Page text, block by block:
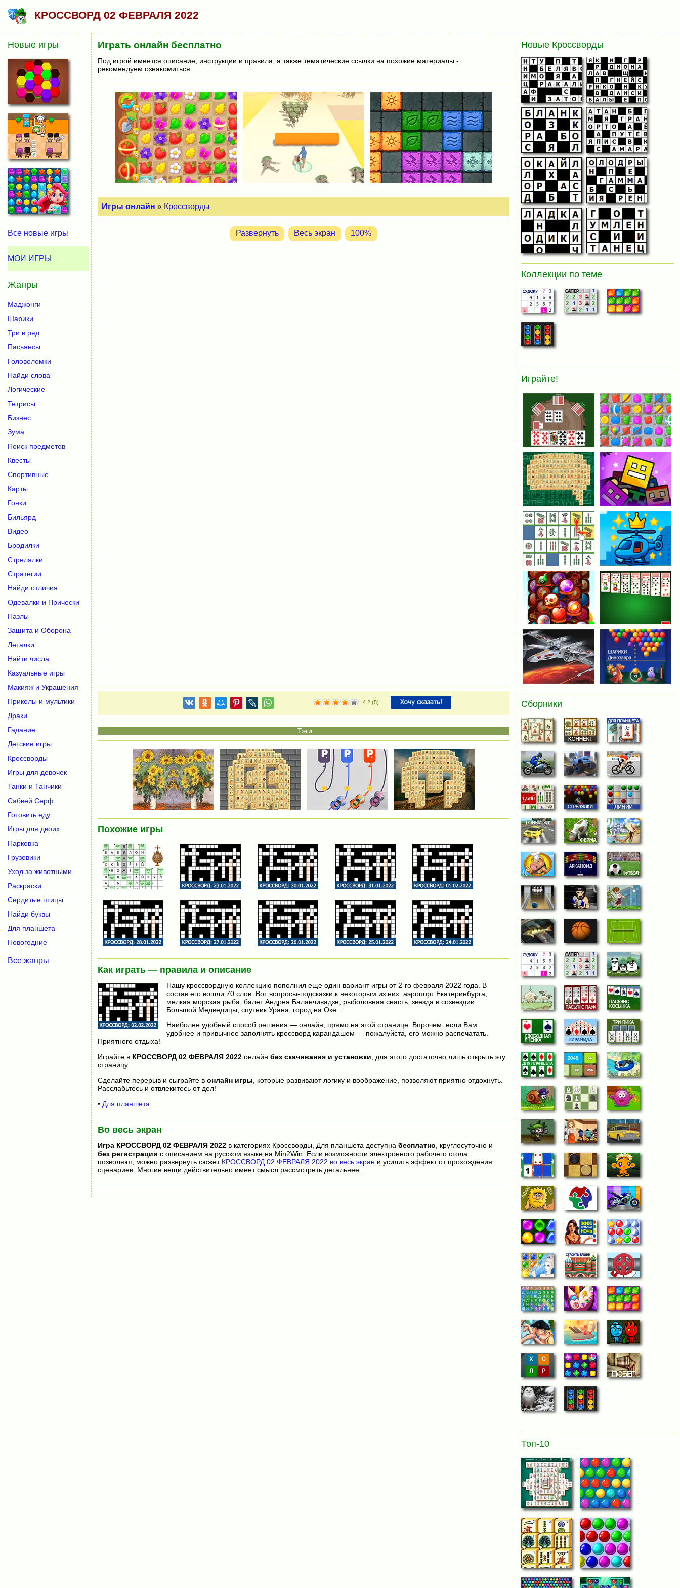
КРОССВОРД 02 ФЕВРАЛЯ 2022
Играть онлайн бесплатно
Под игрой имеется описание, инструкции и правила, а также тематические ссылки на похожие материалы -
рекомендуем ознакомиться.
Игры онлайн » Кроссворды
Развернуть Весь экран 100%
4.2 (5)
Похожие игры
Как играть — правила и описание
Нашу кроссвордную коллекцию пополнил еще один вариант игры от 2-го февраля 2022 года. В
состав его вошли 70 слов. Вот вопросы-подсказки к некоторым из них: аэропорт Екатеринбурга;
мелкая морская рыба; балет Андрея Баланчивадзе; рыболовная снасть; звезда в созвездии
Большой Медведицы; спутник Урана; город на Оке...
Наиболее удобный способ решения — онлайн, прямо на этой странице. Впрочем, если Вам
удобнее и привычнее заполнять кроссворд карандашом — пожалуйста, его можно распечатать.
Приятного отдыха!
Играйте в КРОССВОРД 02 ФЕВРАЛЯ 2022онлайн без скачивания и установки , для этого достаточно лишь открыть эту
страницу.
Сделайте перерыв и сыграйте в онлайн игры , которые развивают логику и воображение, позволяют приятно отдохнуть.
Расслабьтесь и отвлекитесь от дел!
• Для планшета
Во весь экран
Игра КРОССВОРД 02 ФЕВРАЛЯ 2022в категориях Кроссворды, Для планшета доступна бесплатно, круглосуточно и
без регистрации с описанием на русском языке на Min2Win. Если возможности электронного рабочего стола
позволяют, можно развернуть сюжет КРОССВОРД 02 ФЕВРАЛЯ 2022 во весь экран и усилить эффект от прохождения
сценариев. Многие вещи действительно имеет смысл рассмотреть детальнее.
Новые игры
Все новые игры
МОИ ИГРЫ
Жанры
Маджонги
Шарики
Три в ряд
Пасьянсы
Головоломки
Найди слова
Логические
Тетрисы
Бизнес
Зума
Поиск предметов
Квесты
Спортивные
Карты
Гонки
Бильярд
Видео
Бродилки
Стрелялки
Стратегии
Найди отличия
Одевалки и Прически
Пазлы
Защита и Оборона
Леталки
Найти числа
Казуальные игры
Макияж и Украшения
Приколы и мультики
Драки
Гадание
Детские игры
Кроссворды
Игры для девочек
Танки и Танчики
Сабвей Серф
Готовить еду
Игры для двоих
Парковка
Грузовики
Уход за животными
Раскраски
Сердитые птицы
Найди буквы
Для планшета
Новогодние
Все жанры
Новые Кроссворды
Коллекции по теме
Играйте!
Сборники
Топ-10